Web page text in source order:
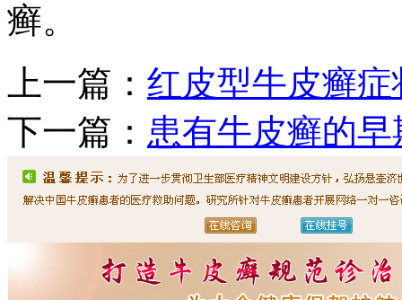
癣。
上一篇： 红皮型牛皮癣症
下一篇： 患有牛皮癣的